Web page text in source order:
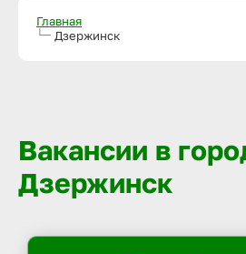
Главная
Дзержинск
Вакансии в
Дзержинск